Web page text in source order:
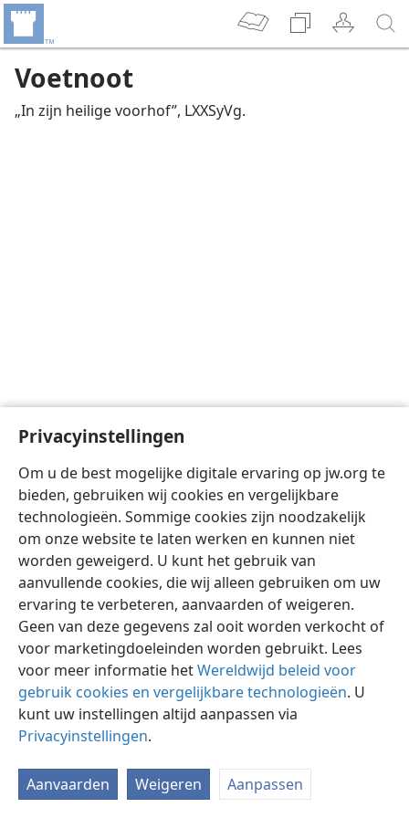
Privacyinstellingen
Om u de best mogelijke digitale ervaring op jw.org te
bieden, gebruiken wij cookies en vergelijkbare
technologieën. Sommige cookies zijn noodzakelijk
om onze website te laten werken en kunnen niet
worden geweigerd. U kunt het gebruik van
aanvullende cookies, die wij alleen gebruiken om uw
ervaring te verbeteren, aanvaarden of weigeren.
Geen van deze gegevens zal ooit worden verkocht of
voor marketingdoeleinden worden gebruikt. Lees
voor meer informatie hetWereldwijd beleid voor
gebruik cookies en vergelijkbare technologieën. U
kunt uw instellingen altijd aanpassen via
Privacyinstellingen.
Aanvaarden Weigeren Aanpassen
Voetnoot
„In zijn heilige voorhof”, LXXSyVg.
Nederlands Instellingen
Copyright © 2026 Watch Tower Bible and Tract Society of Pennsylvania
Gebruiksvoorwaarden Privacybeleid
JW.ORG
Inloggen